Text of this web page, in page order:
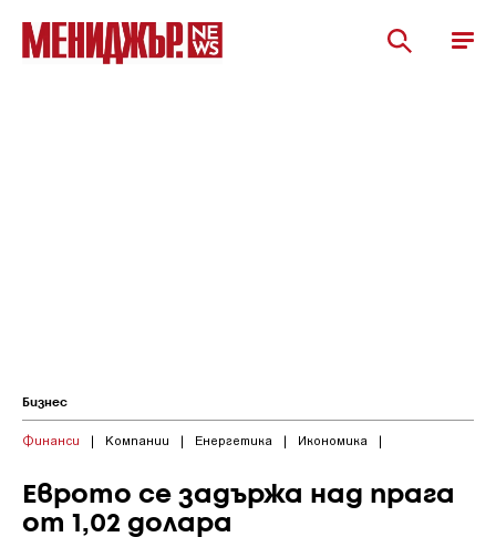
Бизнес
Финанси | Компании | Енергетика | Икономика |
Еврото се задържа над прага
от 1,02 долара